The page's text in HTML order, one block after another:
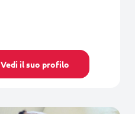
Vedi il suo profilo